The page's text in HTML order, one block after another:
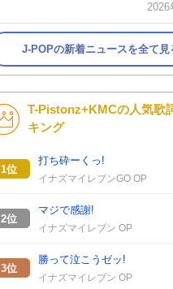
2026
J-POPの新着ニュースを全て見
T-Pistonz+KMCの人気歌
キング
1位
打ち砕ーくっ!
イナズマイレブンGO OP
2位
マジで感謝!
イナズマイレブン OP
3位
勝って泣こうゼッ!
イナズマイレブン OP